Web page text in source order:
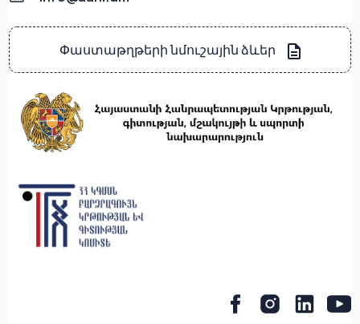
Փաստաթղթերի նմուշային ձևեր